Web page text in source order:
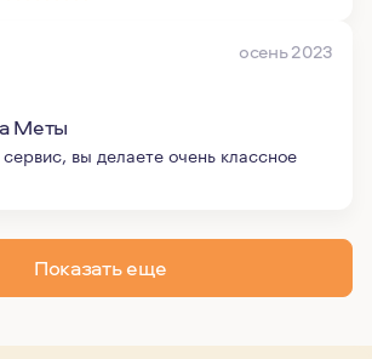
осень 2023
Меты
вы делаете очень классное
Показать еще